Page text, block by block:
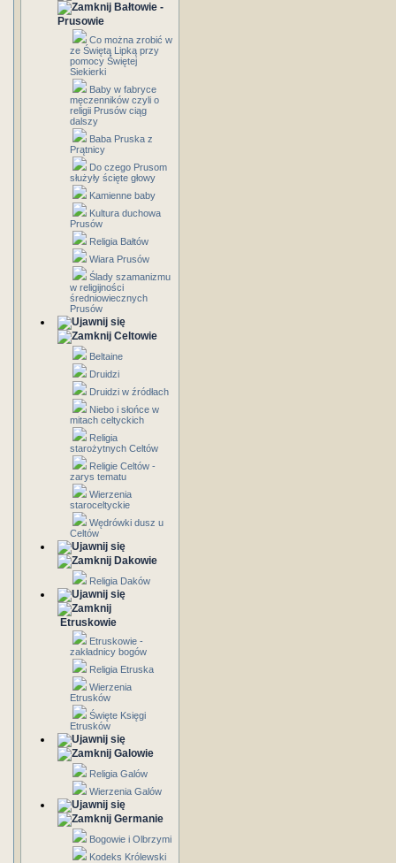
Bałtowie -
Prusowie
Co można zrobić w
ze Świętą Lipką przy
pomocy Świętej
Siekierki
Baby w fabryce
męczenników czyli o
religii Prusów ciąg
dalszy
Baba Pruska z
Prątnicy
Do czego Prusom
służyły ścięte głowy
Kamienne baby
Kultura duchowa
Prusów
Religia Bałtów
Wiara Prusów
Ślady szamanizmu
w religijności
średniowiecznych
Prusów
Celtowie
Beltaine
Druidzi
Druidzi w źródłach
Niebo i słońce w
mitach celtyckich
Religia
starożytnych Celtów
Religie Celtów -
zarys tematu
Wierzenia
staroceltyckie
Wędrówki dusz u
Celtów
Dakowie
Religia Daków
Etruskowie
Etruskowie -
zakładnicy bogów
Religia Etruska
Wierzenia
Etrusków
Święte Księgi
Etrusków
Galowie
Religia Galów
Wierzenia Galów
Germanie
Bogowie i Olbrzymi
Kodeks Królewski